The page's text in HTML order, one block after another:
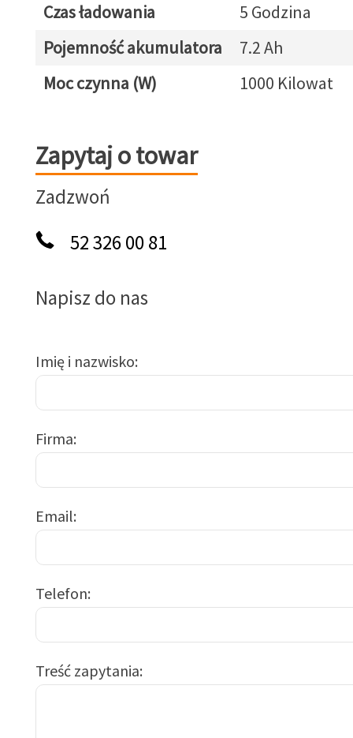
Czas ładowania
5 Godzina
Pojemność akumulatora
7.2 Ah
Moc czynna (W)
1000 Kilowat
Zapytaj o towar
Zapytaj o towar
Zadzwoń
52 326 00 81
Napisz do nas
Imię i nazwisko
Firma
Email
Telefon
Treść zapytania